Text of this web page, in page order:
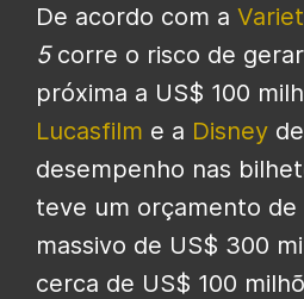
De acordo com a
5corre o risco de
próxima a US$ 100
Lucasfilm e a Disney
desempenho nas
teve um orçamento de
massivo de US$ 300
cerca de US$ 100